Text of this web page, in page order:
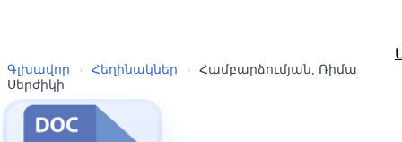
Գլխավոր › Հեղինակներ ›
Համբարձումյան, Ռիմա
Սերժիկի